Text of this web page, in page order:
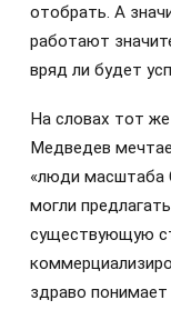
отобрать. А
работают
вряд ли будет
На словах тот
Медведев
«люди масштаба
могли
существующую
здраво